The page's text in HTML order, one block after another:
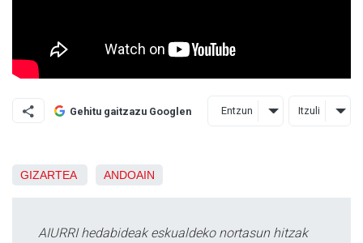
Gehitu gaitzazu Googlen Entzun Itzuli
GIZARTEA ANDOAIN
AIURRI hedabideak eskualdeko nortasun hitzak